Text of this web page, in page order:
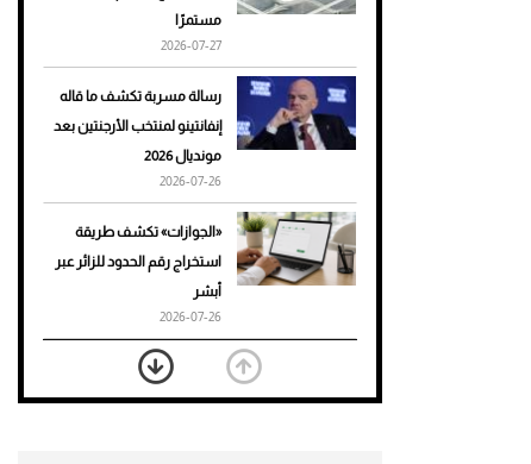
للرجال
مستمرًا
2026-07-27
رسالة مسربة تكشف ما قاله
إنفانتينو لمنتخب الأرجنتين بعد
مونديال 2026
2026-07-26
«الجوازات» تكشف طريقة
استخراج رقم الحدود للزائر عبر
أبشر
2026-07-26
بعد 7 أشهر من تعرضه لحادث
مروع.. جوشوا يفوز على برينغا